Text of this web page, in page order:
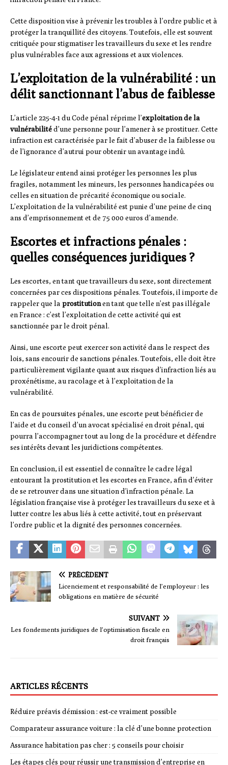
Cette disposition vise à prévenir les troubles à l’ordre public et à
protéger la tranquillité des citoyens. Toutefois, elle est souvent
critiquée pour stigmatiser les travailleurs du sexe et les rendre
plus vulnérables face aux agressions et aux violences.
L’exploitation de la vulnérabilité : un
délit sanctionnant l’abus de faiblesse
L’article 225-4-1 du Code pénal réprime l’exploitation de la
vulnérabilitéd’une personne pour l’amener à se prostituer. Cette
infraction est caractérisée par le fait d’abuser de la faiblesse ou
de l’ignorance d’autrui pour obtenir un avantage indû.
Le législateur entend ainsi protéger les personnes les plus
fragiles, notamment les mineurs, les personnes handicapées ou
celles en situation de précarité économique ou sociale.
L’exploitation de la vulnérabilité est punie d’une peine de cinq
ans d’emprisonnement et de 75 000 euros d’amende.
Escortes et infractions pénales :
quelles conséquences juridiques ?
Les escortes, en tant que travailleurs du sexe, sont directement
concernées par ces dispositions pénales. Toutefois, il importe de
rappeler que la prostitutionen tant que telle n’est pas illégale
en France : c’est l’exploitation de cette activité qui est
sanctionnée par le droit pénal.
Ainsi, une escorte peut exercer son activité dans le respect des
lois, sans encourir de sanctions pénales. Toutefois, elle doit être
particulièrement vigilante quant aux risques d’infraction liés au
proxénétisme, au racolage et à l’exploitation de la
vulnérabilité.
En cas de poursuites pénales, une escorte peut bénéficier de
l’aide et du conseil d’un avocat spécialisé en droit pénal, qui
pourra l’accompagner tout au long de la procédure et défendre
ses intérêts devant les juridictions compétentes.
En conclusion, il est essentiel de connaître le cadre légal
entourant la prostitution et les escortes en France, afin d’éviter
de se retrouver dans une situation d’infraction pénale. La
législation française vise à protéger les travailleurs du sexe et à
lutter contre les abus liés à cette activité, tout en préservant
l’ordre public et la dignité des personnes concernées.
PRÉCÉDENT
Licenciement et responsabilité de l’employeur : les
obligations en matière de sécurité
SUIVANT
Les fondements juridiques de l’optimisation fiscale en
droit français
ARTICLES RÉCENTS
Réduire préavis démission : est-ce vraiment possible
Comparateur assurance voiture : la clé d’une bonne protection
Assurance habitation pas cher : 5 conseils pour choisir
Les étapes clés pour réussir une transmission d’entreprise en